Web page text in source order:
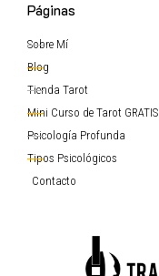
Páginas
Sobre Mí
Blog
Tienda Tarot
Mini Curso de Tarot GRATIS
Psicología Profunda
Tipos Psicológicos
Contacto